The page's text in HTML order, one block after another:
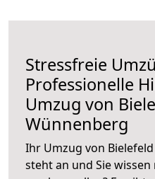
Stressfreie
Professionelle
Umzug von
Wünnenberg
Ihr Umzug von
steht an und Sie